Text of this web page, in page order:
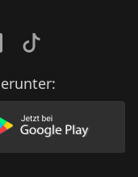
TikTok
herunter
Lade unsere